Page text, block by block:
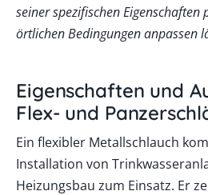
seiner spezifischen
örtlichen Bedingungen anpassen
Eigenschaften und
Flex- und
Ein flexibler Metallschlauch
Installation von
Heizungsbau zum Einsatz. Er